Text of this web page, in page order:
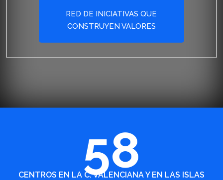
RED DE INICIATIVAS QUE
CONSTRUYEN VALORES
58
CENTROS EN LA C. VALENCIANA Y EN LAS ISLAS